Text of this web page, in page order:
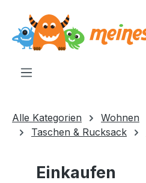
springen
Alle Kategorien Wohnen
Taschen & Rucksack
Einkaufen